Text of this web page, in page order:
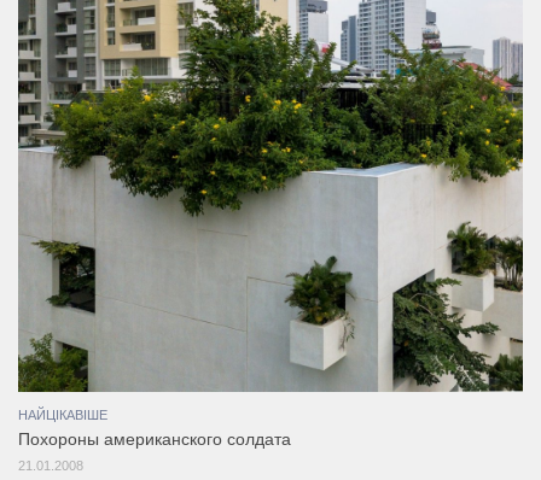
НАЙЦІКАВІШЕ
Похороны американского солдата
21.01.2008